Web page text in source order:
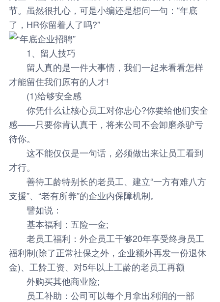
节。虽然很扎心，可是小编还是想问一句：“年底
了，HR你留着人了吗?”
1、留人技巧
留人真的是一件大事情，我们一起来看看怎样
才能留住我们原有的人才!
(1)给够安全感
你凭什么让核心员工对你忠心?你要给他们安全
感——只要你肯认真干，将来公司不会卸磨杀驴亏
待你。
这不能仅仅是一句话，必须做出来让员工看到
才行。
善待工龄特别长的老员工、建立“一方有难八方
支援”、“老有所养”的企业内保障机制。
譬如说：
基本福利：五险一金;
老员工福利：外企员工干够20年享受终身员工
福利制(除了正常社保之外，企业额外再发一份退休
金)、工龄工资、对5年以上工龄的老员工再额
外购买其他商业险;
员工补助：公司可以每个月拿出利润的一部